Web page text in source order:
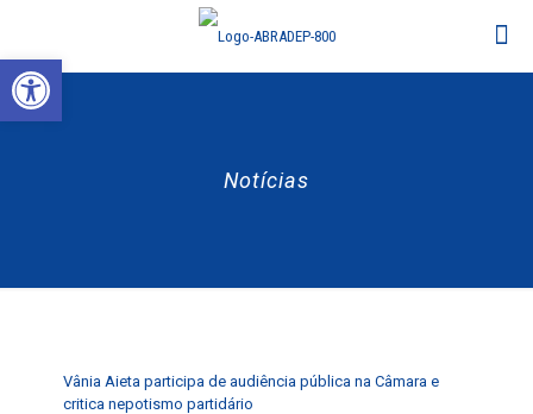
Abrir a barra de ferramentas
Notícias
Vânia Aieta participa de audiência pública na Câmara e
critica nepotismo partidário